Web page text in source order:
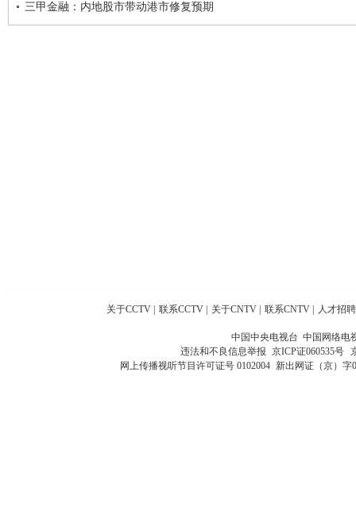
三甲金融：内地股市带动港市修复预期
关于CCTV 联系CCTV 关于CNTV 联系CNTV 人才招聘
中国中央电视台 中国网络电
违法和不良信息举报 京ICP证060535号
网上传播视听节目许可证号 0102004 新出网证（京）